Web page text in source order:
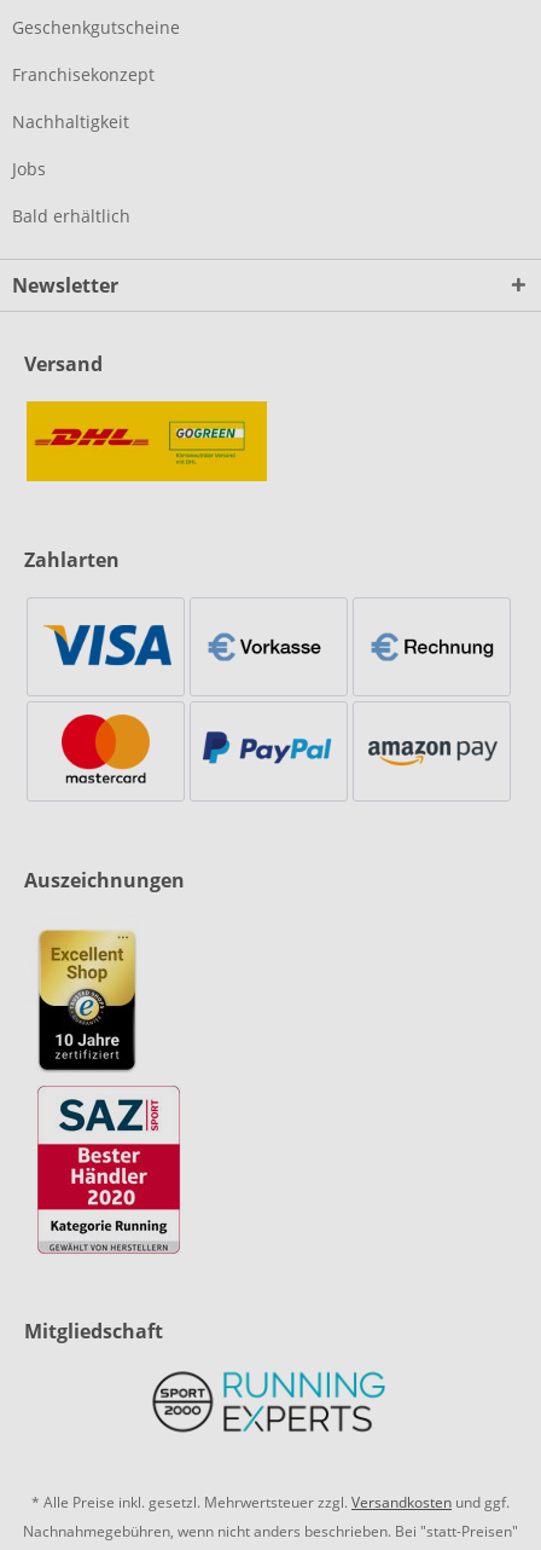
Geschenkgutscheine
Franchisekonzept
Nachhaltigkeit
Jobs
Bald erhältlich
Newsletter
Versand
Zahlarten
Auszeichnungen
Mitgliedschaft
* Alle Preise inkl. gesetzl. Mehrwertsteuer zzgl. Versandkosten und ggf.
Nachnahmegebühren, wenn nicht anders beschrieben. Bei "statt-Preisen"